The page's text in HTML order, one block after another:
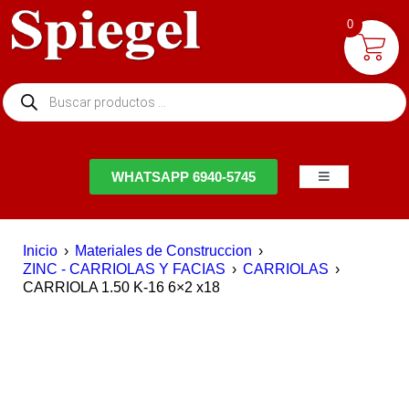
WHATSAPP 6940-5745
Inicio › Materiales de Construccion ›
ZINC - CARRIOLAS Y FACIAS › CARRIOLAS ›
CARRIOLA 1.50 K-16 6×2 x18
0